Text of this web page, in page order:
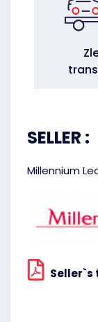
SELLER :
Millennium
Seller`s